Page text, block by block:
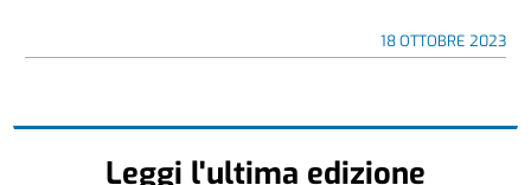
18 OTTOBRE 2023
Leggi l'ultima edizione